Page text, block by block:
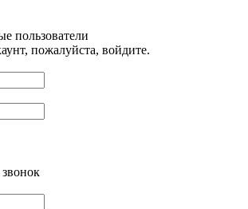
пользователи
пожалуйста, войдите.